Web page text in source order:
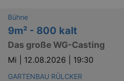
Bühne
9m² - 800 kalt
Das große WG-Casting
Mi | 12.08.2026 | 19:30
GARTENBAU RÜLCKER